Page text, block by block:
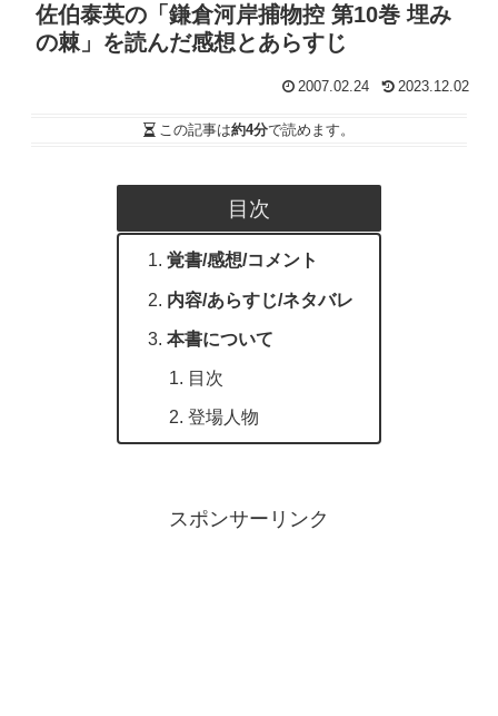
佐伯泰英の「鎌倉河岸捕物控 第10巻 埋み
の棘」を読んだ感想とあらすじ
2007.02.24 2023.12.02
この記事は約4分で読めます。
目次
覚書/感想/コメント
内容/あらすじ/ネタバレ
本書について
目次
登場人物
スポンサーリンク